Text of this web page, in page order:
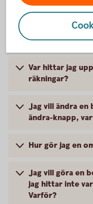
När får
bankgiro-/
Var hittar jag
räkningar?
Jag vill ändra en
ändra-knapp,
Hur gör jag en
Jag vill göra en
jag hittar inte
Varför?